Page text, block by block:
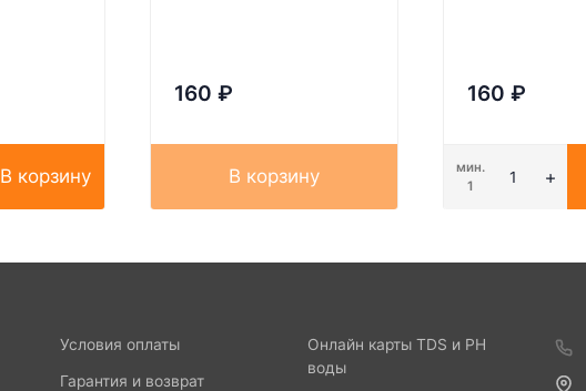
В корзину
160 ₽
В корзину
160 ₽
мин.
1
Условия оплаты
Гарантия и возврат
Онлайн карты TDS и PH
воды